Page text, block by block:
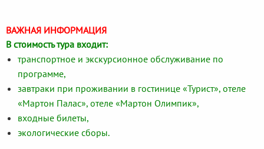
ВАЖНАЯ ИНФОРМАЦИЯ
В стоимость тура входит:
транспортное и экскурсионное обслуживание по
программе,
завтраки при проживании в гостинице «Турист», отеле
«Мартон Палас», отеле «Мартон Олимпик»,
входные билеты,
экологические сборы.